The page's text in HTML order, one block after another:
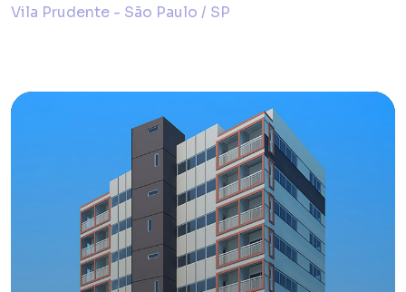
Vila Prudente - São Paulo / SP